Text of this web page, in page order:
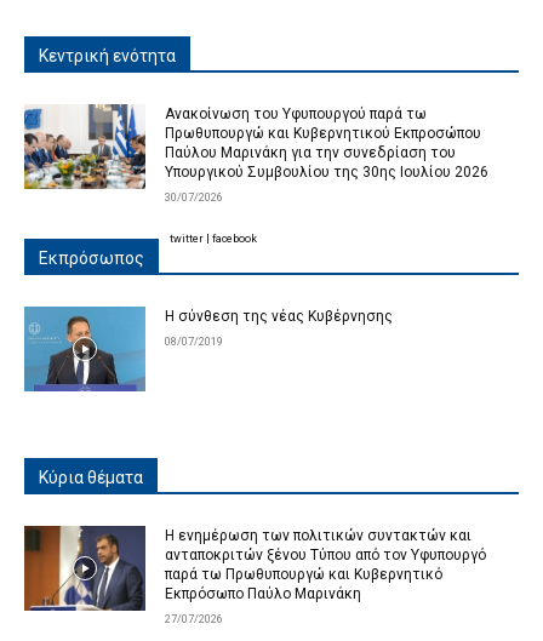
Κεντρική ενότητα
Ανακοίνωση του Υφυπουργού παρά τω
Πρωθυπουργώ και Κυβερνητικού Εκπροσώπου
Παύλου Μαρινάκη για την συνεδρίαση του
Υπουργικού Συμβουλίου της 30ης Ιουλίου 2026
30/07/2026
Εκπρόσωπος
Η σύνθεση της νέας Κυβέρνησης
08/07/2019
twitter facebook
Κύρια θέματα
Η ενημέρωση των πολιτικών συντακτών και
ανταποκριτών ξένου Τύπου από τον Υφυπουργό
παρά τω Πρωθυπουργώ και Κυβερνητικό
Εκπρόσωπο Παύλο Μαρινάκη
27/07/2026